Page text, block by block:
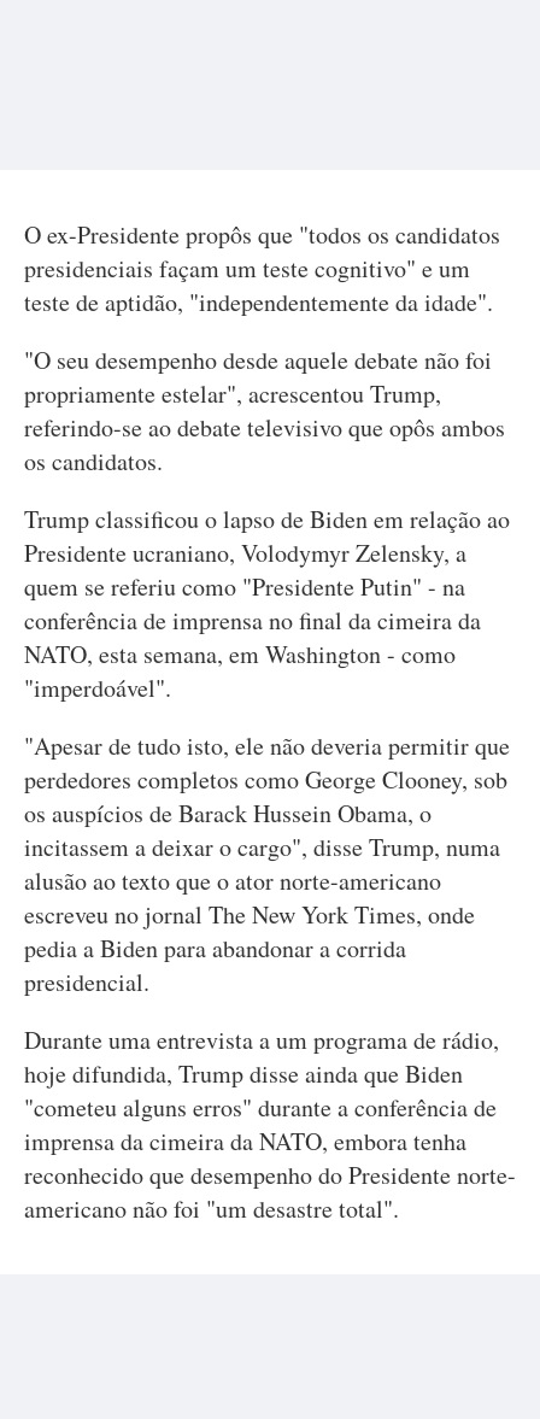
O ex-Presidente propôs que "todos os candidatos
presidenciais façam um teste cognitivo" e um
teste de aptidão, "independentemente da idade".
"O seu desempenho desde aquele debate não foi
propriamente estelar", acrescentou Trump,
referindo-se ao debate televisivo que opôs ambos
os candidatos.
Trump classificou o lapso de Biden em relação ao
Presidente ucraniano, Volodymyr Zelensky, a
quem se referiu como "Presidente Putin" - na
conferência de imprensa no final da cimeira da
NATO, esta semana, em Washington - como
"imperdoável".
"Apesar de tudo isto, ele não deveria permitir que
perdedores completos como George Clooney, sob
os auspícios de Barack Hussein Obama, o
incitassem a deixar o cargo", disse Trump, numa
alusão ao texto que o ator norte-americano
escreveu no jornal The New York Times, onde
pedia a Biden para abandonar a corrida
presidencial.
Durante uma entrevista a um programa de rádio,
hoje difundida, Trump disse ainda que Biden
"cometeu alguns erros" durante a conferência de
imprensa da cimeira da NATO, embora tenha
reconhecido que desempenho do Presidente norte-
americano não foi "um desastre total".